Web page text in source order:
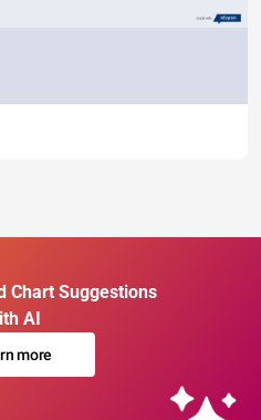
Chart Suggestions
AI
more